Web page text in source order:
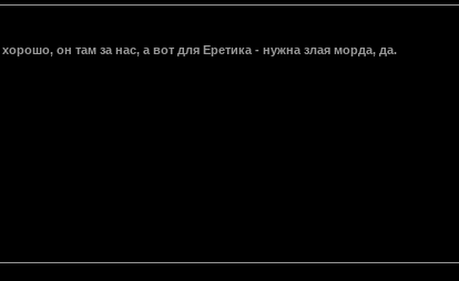
он там за нас, а вот для Еретика - нужна злая морда, да.